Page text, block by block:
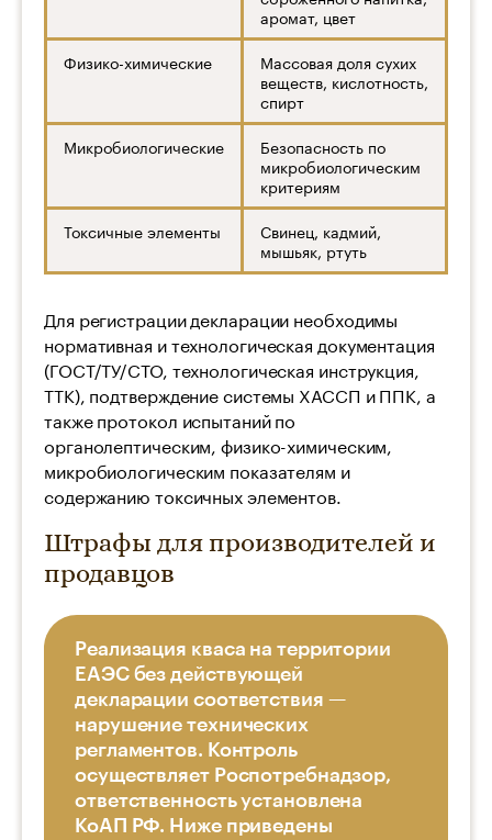
аромат, цвет
Физико-химические
Массовая доля сухих
веществ, кислотность,
спирт
Микробиологические
Безопасность по
микробиологическим
критериям
Токсичные элементы
Свинец, кадмий,
мышьяк, ртуть
Для регистрации декларации необходимы
нормативная и технологическая документация
(ГОСТ/ТУ/СТО, технологическая инструкция,
ТТК), подтверждение системы ХАССП и ППК, а
также протокол испытаний по
органолептическим, физико-химическим,
микробиологическим показателям и
содержанию токсичных элементов.
Штрафы для производителей и
продавцов
Реализация кваса на территории
ЕАЭС без действующей
декларации соответствия —
нарушение технических
регламентов. Контроль
осуществляет Роспотребнадзор,
ответственность установлена
КоАП РФ. Ниже приведены